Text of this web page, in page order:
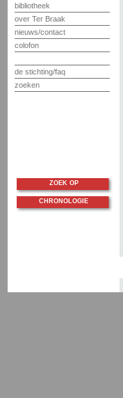
bibliotheek
over Ter Braak
nieuws/contact
colofon
de stichting/faq
zoeken
ZOEK OP
CHRONOLOGIE